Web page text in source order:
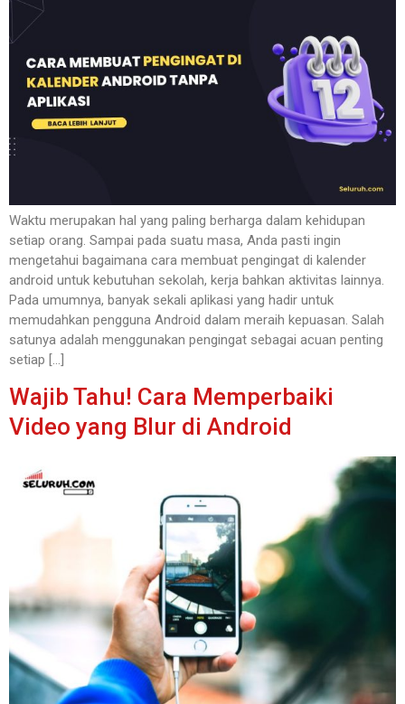
Waktu merupakan hal yang paling berharga dalam kehidupan
setiap orang. Sampai pada suatu masa, Anda pasti ingin
mengetahui bagaimana cara membuat pengingat di kalender
android untuk kebutuhan sekolah, kerja bahkan aktivitas lainnya.
Pada umumnya, banyak sekali aplikasi yang hadir untuk
memudahkan pengguna Android dalam meraih kepuasan. Salah
satunya adalah menggunakan pengingat sebagai acuan penting
setiap […]
Wajib Tahu! Cara Memperbaiki
Video yang Blur di Android